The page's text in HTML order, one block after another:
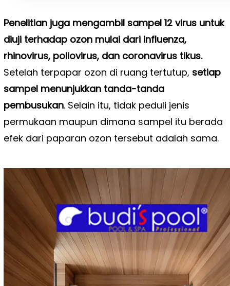
Penelitian juga mengambil sampel 12 virus untuk
diuji terhadap ozon mulai dari influenza,
rhinovirus, poliovirus, dan coronavirus tikus.
Setelah terpapar ozon di ruang tertutup, setiap
sampel menunjukkan tanda-tanda
pembusukan. Selain itu, tidak peduli jenis
permukaan maupun dimana sampel itu berada
efek dari paparan ozon tersebut adalah sama.